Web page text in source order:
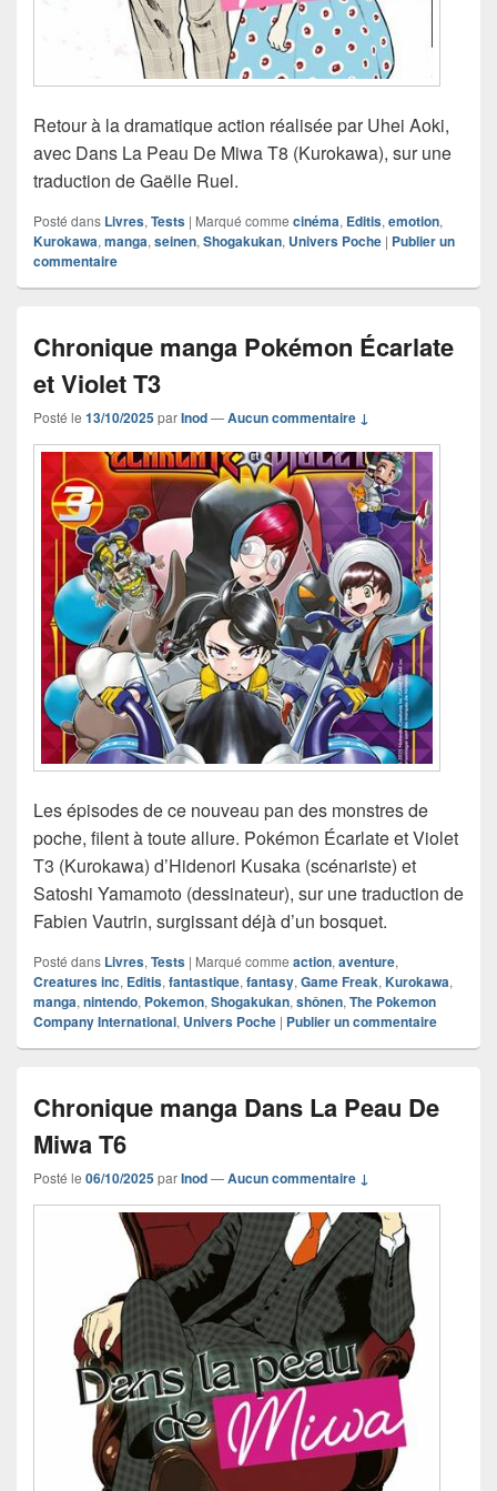
Retour à la dramatique action réalisée par Uhei Aoki,
avec Dans La Peau De Miwa T8 (Kurokawa), sur une
traduction de Gaëlle Ruel.
Posté dans Livres, Tests | Marqué comme cinéma, Editis, emotion,
Kurokawa, manga, seinen, Shogakukan, Univers Poche | Publier un
commentaire
Chronique manga Pokémon Écarlate
et Violet T3
Posté le 13/10/2025parInod—Aucun commentaire ↓
Les épisodes de ce nouveau pan des monstres de
poche, filent à toute allure. Pokémon Écarlate et Violet
T3 (Kurokawa) d’Hidenori Kusaka (scénariste) et
Satoshi Yamamoto (dessinateur), sur une traduction de
Fabien Vautrin, surgissant déjà d’un bosquet.
Posté dans Livres, Tests | Marqué comme action, aventure,
Creatures inc, Editis, fantastique, fantasy, Game Freak, Kurokawa,
manga, nintendo, Pokemon, Shogakukan, shônen, The Pokemon
Company International, Univers Poche | Publier un commentaire
Chronique manga Dans La Peau De
Miwa T6
Posté le 06/10/2025parInod—Aucun commentaire ↓